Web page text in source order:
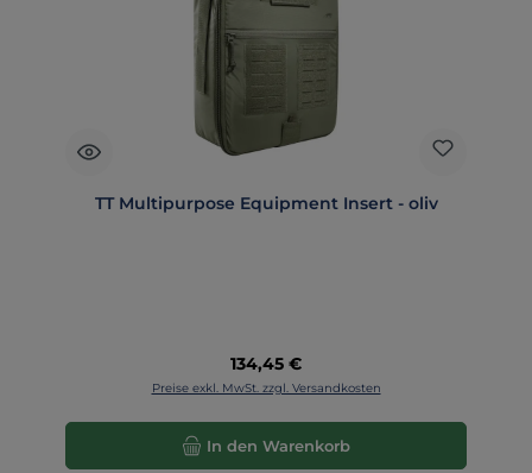
TT Multipurpose Equipment Insert - oliv
Regulärer Preis:
134,45 €
Preise exkl. MwSt. zzgl. Versandkosten
In den Warenkorb